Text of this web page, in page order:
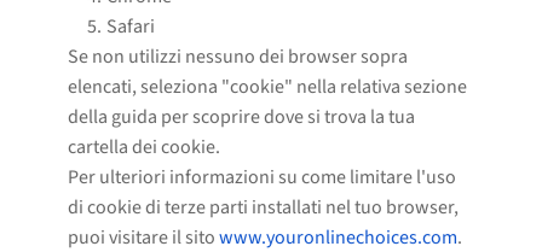
Safari
Se non utilizzi nessuno dei browser sopra
elencati, seleziona "cookie" nella relativa sezione
della guida per scoprire dove si trova la tua
cartella dei cookie.
Per ulteriori informazioni su come limitare l'uso
di cookie di terze parti installati nel tuo browser,
puoi visitare il sitowww.youronlinechoices.com.